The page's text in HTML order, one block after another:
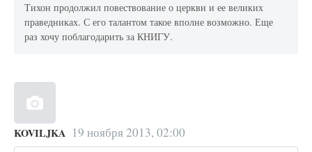
Тихон продолжил повествование о церкви и ее великих
праведниках. С его талантом такое вполне возможно. Еще
раз хочу поблагодарить за КНИГУ.
KOVILJKA 19 ноября 2013, 02:00